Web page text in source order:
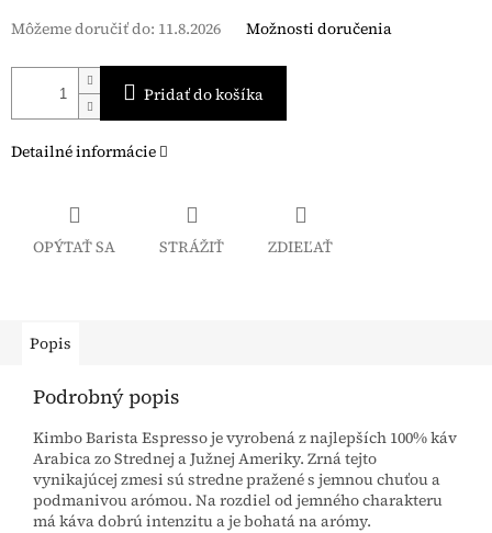
Môžeme doručiť do: 11.8.2026 Možnosti doručenia
Pridať do košíka
Detailné informácie
OPÝTAŤ SA STRÁŽIŤ ZDIEĽAŤ
Popis
Podrobný popis
Kimbo Barista Espresso je vyrobená z najlepších 100% káv
Arabica zo Strednej a Južnej Ameriky. Zrná tejto
vynikajúcej zmesi sú stredne pražené s jemnou chuťou a
podmanivou arómou. Na rozdiel od jemného charakteru
má káva dobrú intenzitu a je bohatá na arómy.